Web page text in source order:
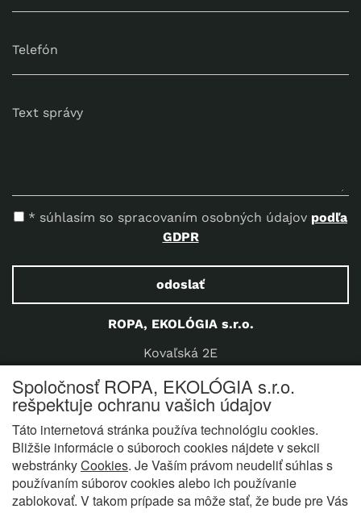
Spoločnosť ROPA, EKOLÓGIA s.r.o.
rešpektuje ochranu vašich údajov
Táto internetová stránka používa technológiu cookies.
Bližšie informácie o súboroch cookies nájdete v sekcii
webstránkyCookies. Je Vaším právom neudeliť súhlas s
používaním súborov cookies alebo ich používanie
zablokovať. V takom prípade sa môže stať, že bude pre Vás
Telefón
Text správy
* súhlasím so spracovaním osobných údajov podľa
GDPR
odoslať
ROPA, EKOLÓGIA s.r.o.
Kovaľská 2E
Slovensko
+421 907 923 712
E-mail:office@ropaeko.sk